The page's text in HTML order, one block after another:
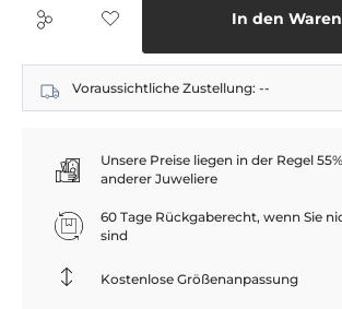
In den
Voraussichtliche Zustellung: --
Unsere Preise liegen in der Regel
anderer Juweliere
60 Tage Rückgaberecht, wenn Sie
sind
Kostenlose Größenanpassung